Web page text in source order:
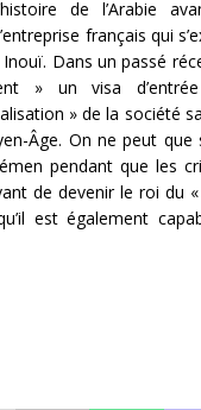
de l’Arabie
français qui
Dans un passé
» un visa
» de la société
Âge. On ne peut que
pendant que les
de devenir le roi du
est également